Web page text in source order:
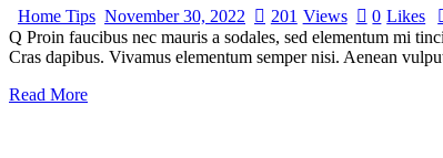
Home Tips November 30, 2022 201 Views 0 Likes
Q Proin faucibus nec mauris a sodales, sed elementum mi
Cras dapibus. Vivamus elementum semper nisi. Aenean
Read More